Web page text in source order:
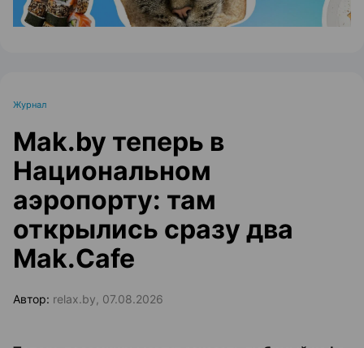
Журнал
Mak.by теперь в
Национальном
аэропорту: там
открылись сразу два
Mak.Cafe
Автор: relax.by, 07.08.2026